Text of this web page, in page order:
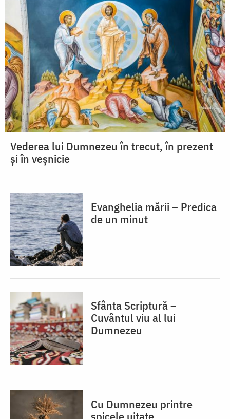
Vederea lui Dumnezeu în trecut, în prezent
și în veșnicie
Evanghelia mării – Predica
de un minut
Sfânta Scriptură –
Cuvântul viu al lui
Dumnezeu
Cu Dumnezeu printre
spicele uitate